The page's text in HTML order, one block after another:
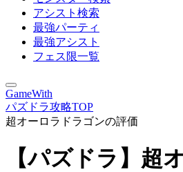
アシスト検索
最強パーティ
最強アシスト
フェス限一覧
GameWith
パズドラ攻略TOP
超オーロラドラゴンの評価
【パズドラ】超